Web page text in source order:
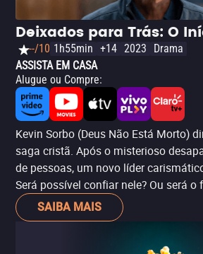
Deixados para Trás: O
--/10 1h55min +14 2023
Drama
ASSISTA EM CASA
Alugue ou Compre:
Kevin Sorbo (Deus Não Está Morto)
saga cristã. Após o misterioso
de pessoas, um novo líder
Será possível confiar nele? Ou será o
SAIBA MAIS